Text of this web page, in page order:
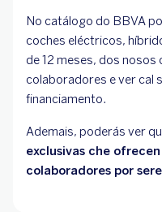
No catálogo do BBVA
coches eléctricos,
de 12 meses, dos
colaboradores e ver cal
financiamento.
Ademais, poderás ver
exclusivas che
colaboradores por